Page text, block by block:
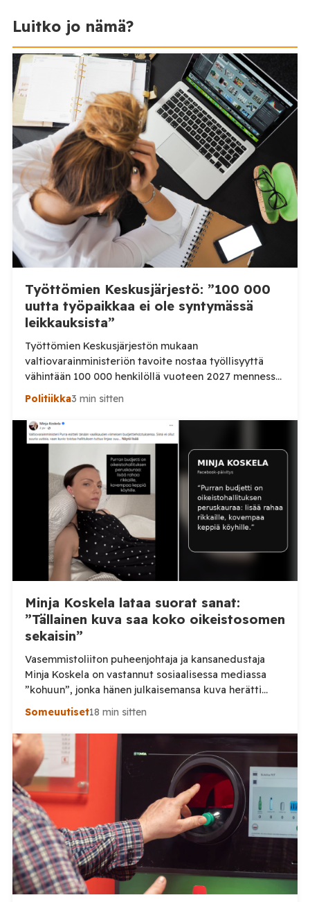
Luitko jo nämä?
Työttömien Keskusjärjestö: ”100 000
uutta työpaikkaa ei ole syntymässä
leikkauksista”
Työttömien Keskusjärjestön mukaan
valtiovarainministeriön tavoite nostaa työllisyyttä
vähintään 100 000 henkilöllä vuoteen 2027 mennessä
ei ole realistinen, jos työllisyyspalveluihin kohdistuvia
työllisyyden hoitoon sekä palkkatukien palauttamista.
Työttömien Keskusjärjestö kritisoi voimakkaasti
valtiovarainministeriön vuoden 2027
budjettiehdotusta. Järjestön mukaan hallituksen
tavoite 100 000 työllisen lisäyksestä on ristiriidassa
työllisyyden hoitoon osoitettujen resurssien kanssa.
Järjestö […]
Politiikka3 min sitten
Minja Koskela lataa suorat sanat:
”Tällainen kuva saa koko oikeistosomen
sekaisin”
Vasemmistoliiton puheenjohtaja ja kansanedustaja
Minja Koskela on vastannut sosiaalisessa mediassa
”kohuun”, jonka hänen julkaisemansa kuva herätti
valtiovarainministeri Riikka Purran budjettiesityksen
tuellasi riippumaton suomalainen uutisointi jatkuu
myös tulevaisuudessa. Koskela kertoo julkaisseensa
kuvan alun perin siksi, että oli budjettiin yhtä
tyytymätön kuin ilmeensä kuvassa. Hänen mukaansa
osa kommentoijista piti kuvaa liian paljastavana ja […]
Someuutiset18 min sitten